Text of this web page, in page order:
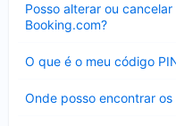
Posso alterar ou
Booking.com?
fechado
O que é o meu código
fechado
Onde posso encontrar
fechado